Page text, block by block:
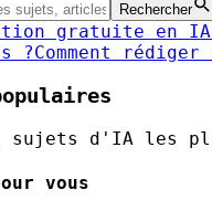
Rechercher
gratuite en
?Comment
sujets d'IA les
vous